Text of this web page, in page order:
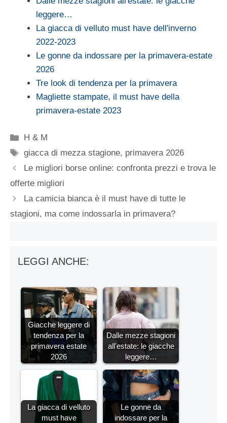
leggere…
La giacca di velluto must have dell'inverno
2022-2023
Le gonne da indossare per la primavera-estate
2026
Tre look di tendenza per la primavera
Magliette stampate, il must have della
primavera-estate 2023
Categorie
H & M
Tag
giacca di mezza stagione, primavera 2026
Le migliori borse online: confronta prezzi e trova le
offerte migliori
La camicia bianca è il must have di tutte le
stagioni, ma come indossarla in primavera?
LEGGI ANCHE:
Giacche leggere di
tendenza per la
primavera estate
2026
Dalle mezze stagioni
all'estate: le giacche
leggere…
La giacca di velluto
must have
Le gonne da
indossare per la